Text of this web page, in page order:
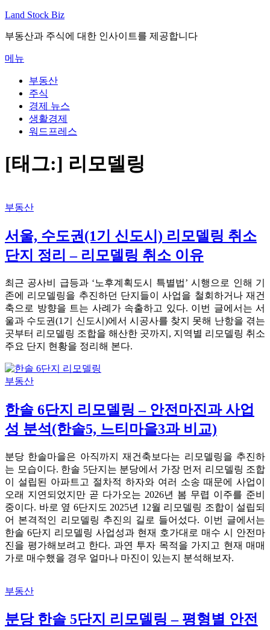
내
으
로
바
Land Stock Biz
부동산과 주식에 대한 인사이트를 제공합니다
메뉴
부동산
주식
경제 뉴스
생활경제
워드프레스
[태그:] 리모델링
부동산
서울, 수도권(1기 신도시) 리모델링 취소
단지 정리 – 리모델링 취소 이유
최근 공사비 급등과 ‘노후계획도시 특별법’ 시행으로 인해 기
존에 리모델링을 추진하던 단지들이 사업을 철회하거나 재건
축으로 방향을 트는 사례가 속출하고 있다. 이번 글에서는 서
울과 수도권(1기 신도시)에서 시공사를 찾지 못해 난항을 겪는
곳부터 리모델링 조합을 해산한 곳까지, 지역별 리모델링 취소
주요 단지 현황을 정리해 본다.
부동산
한솔 6단지 리모델링 – 안전마진과 사업
성 분석(한솔5, 느티마을3과 비교)
분당 한솔마을은 아직까지 재건축보다는 리모델링을 추진하
는 모습이다. 한솔 5단지는 분당에서 가장 먼저 리모델링 조합
이 설립된 아파트고 절차적 하자와 여러 소송 때문에 사업이
오래 지연되었지만 곧 다가오는 2026년 봄 무렵 이주를 준비
중이다. 바로 옆 6단지도 2025년 12월 리모델링 조합이 설립되
어 본격적인 리모델링 추진의 길로 들어섰다. 이번 글에서는
한솔 6단지 리모델링 사업성과 현재 호가대로 매수 시 안전마
진을 평가해보려고 한다. 과연 투자 목적을 가지고 현재 매매
가로 매수했을 경우 얼마나 마진이 있는지 분석해보자.
부동산
분당 한솔 5단지 리모델링 – 평형별 안전